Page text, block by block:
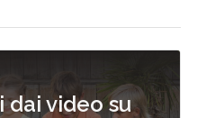
video su